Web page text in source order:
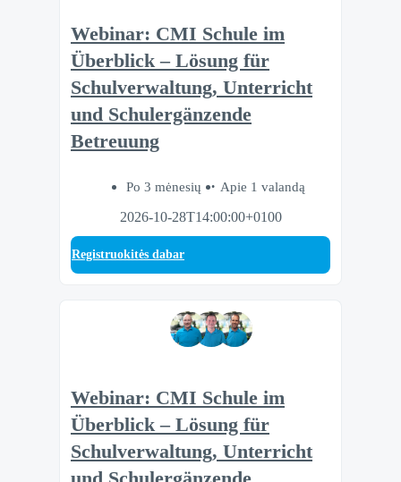
Webinar: CMI Schule im
Überblick – Lösung für
Schulverwaltung, Unterricht
und Schulergänzende
Betreuung
Po 3 mėnesių
Apie 1 valandą
2026-10-28T14:00:00+0100
Registruokitės dabar
Webinar: CMI Schule im
Überblick – Lösung für
Schulverwaltung, Unterricht